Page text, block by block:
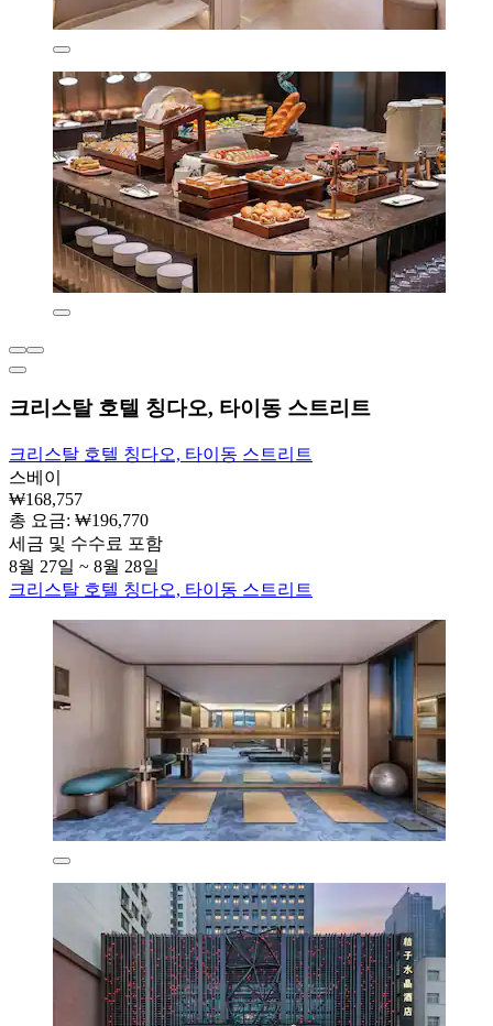
크리스탈 호텔 칭다오, 타이동 스트리트
크리스탈 호텔 칭다오, 타이동 스트리트
스베이
₩168,757
총 요금: ₩196,770
세금 및 수수료 포함
8월 27일 ~ 8월 28일
크리스탈 호텔 칭다오, 타이동 스트리트